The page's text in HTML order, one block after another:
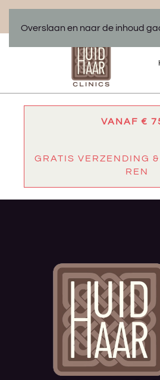
Overslaan en naar de inhoud
Maak
VANAF €
GRATIS VERZENDING
REN